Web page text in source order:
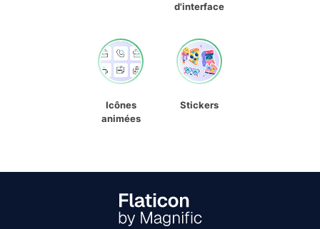
d'interface
Icônes
animées
Stickers